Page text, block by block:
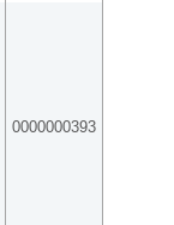
0000000393